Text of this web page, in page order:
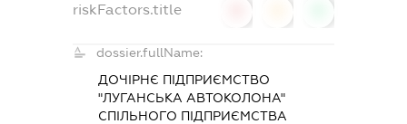
riskFactors.title
dossier.fullName:
ДОЧІРНЄ ПІДПРИЄМСТВО
"ЛУГАНСЬКА АВТОКОЛОНА"
СПІЛЬНОГО ПІДПРИЄМСТВА